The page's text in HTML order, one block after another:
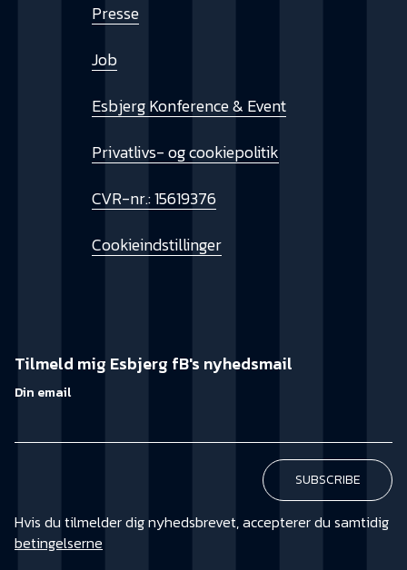
Presse
Job
Esbjerg Konference & Event
Privatlivs- og cookiepolitik
CVR-nr.: 15619376
Cookieindstillinger
Tilmeld mig Esbjerg fB's nyhedsmail
Din email
Hvis du tilmelder dig nyhedsbrevet, accepterer du samtidig
betingelserne